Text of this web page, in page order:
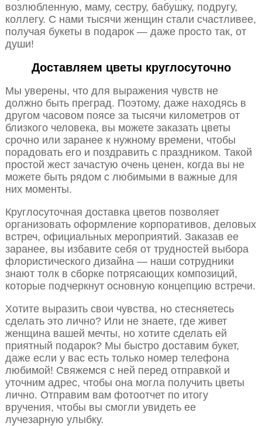
возлюбленную, маму, сестру, бабушку, подругу,
коллегу. С нами тысячи женщин стали счастливее,
получая букеты в подарок — даже просто так, от
души!
Доставляем цветы круглосуточно
Мы уверены, что для выражения чувств не
должно быть преград. Поэтому, даже находясь в
другом часовом поясе за тысячи километров от
близкого человека, вы можете заказать цветы
срочно или заранее к нужному времени, чтобы
порадовать его и поздравить с праздником. Такой
простой жест зачастую очень ценен, когда вы не
можете быть рядом с любимыми в важные для
них моменты.
Круглосуточная доставка цветов позволяет
организовать оформление корпоративов, деловых
встреч, официальных мероприятий. Заказав ее
заранее, вы избавите себя от трудностей выбора
флористического дизайна — наши сотрудники
знают толк в сборке потрясающих композиций,
которые подчеркнут основную концепцию встречи.
Хотите выразить свои чувства, но стесняетесь
сделать это лично? Или не знаете, где живет
женщина вашей мечты, но хотите сделать ей
приятный подарок? Мы быстро доставим букет,
даже если у вас есть только номер телефона
любимой! Свяжемся с ней перед отправкой и
уточним адрес, чтобы она могла получить цветы
лично. Отправим вам фотоотчет по итогу
вручения, чтобы вы смогли увидеть ее
лучезарную улыбку.